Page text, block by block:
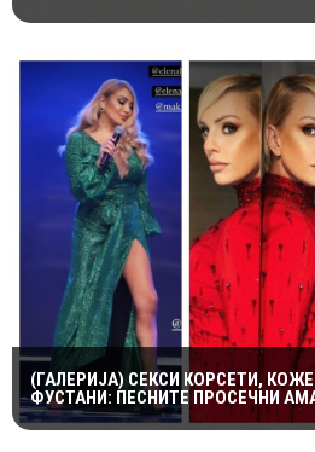
(ГАЛЕРИЈА) СЕКСИ КОРСЕТИ,
ФУСТАНИ: ПЕСНИТЕ ПРОСЕЧНИ
ПОТФРЛИ НА МАКФЕСТ